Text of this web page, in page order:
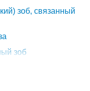
зоб, связанный
зоб